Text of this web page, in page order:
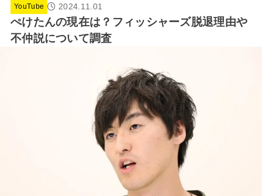
YouTube 2024.11.01
ぺけたんの現在は？フィッシャーズ脱退理由や
不仲説について調査